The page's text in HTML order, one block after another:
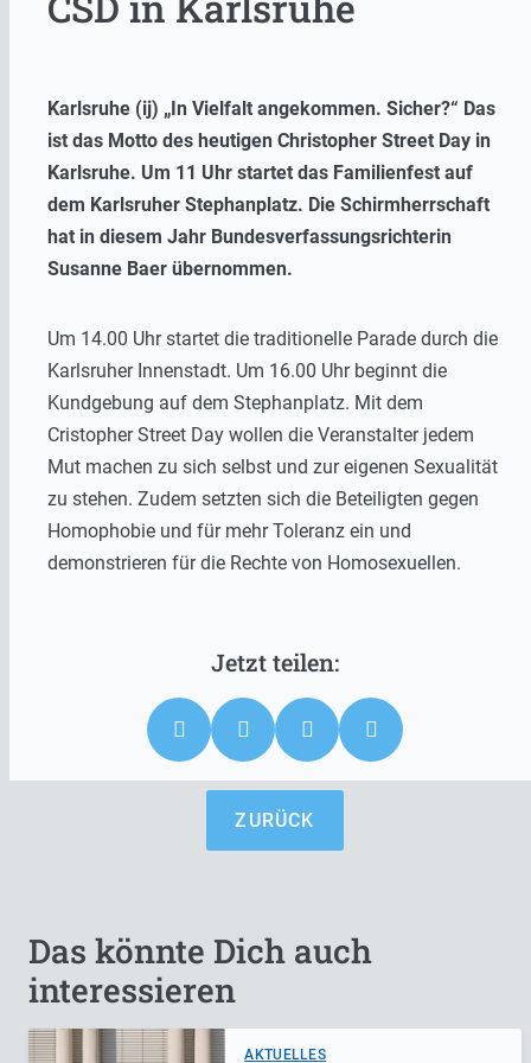
Karlsruhe (ij) „In Vielfalt angekommen. Sicher?“ Das
ist das Motto des heutigen Christopher Street Day in
Karlsruhe. Um 11 Uhr startet das Familienfest auf
dem Karlsruher Stephanplatz. Die Schirmherrschaft
hat in diesem Jahr Bundesverfassungsrichterin
Susanne Baer übernommen.
Um 14.00 Uhr startet die traditionelle Parade durch die
Karlsruher Innenstadt. Um 16.00 Uhr beginnt die
Kundgebung auf dem Stephanplatz. Mit dem
Cristopher Street Day wollen die Veranstalter jedem
Mut machen zu sich selbst und zur eigenen Sexualität
zu stehen. Zudem setzten sich die Beteiligten gegen
Homophobie und für mehr Toleranz ein und
demonstrieren für die Rechte von Homosexuellen.
ZURÜCK
Das könnte Dich auch
interessieren
AKTUELLES